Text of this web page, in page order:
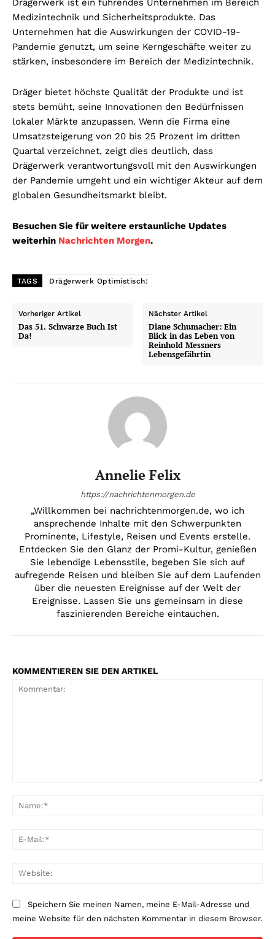
Drägerwerk ist ein führendes Unternehmen im Bereich
Medizintechnik und Sicherheitsprodukte. Das
Unternehmen hat die Auswirkungen der COVID-19-
Pandemie genutzt, um seine Kerngeschäfte weiter zu
stärken, insbesondere im Bereich der Medizintechnik.
Dräger bietet höchste Qualität der Produkte und ist
stets bemüht, seine Innovationen den Bedürfnissen
lokaler Märkte anzupassen. Wenn die Firma eine
Umsatzsteigerung von 20 bis 25 Prozent im dritten
Quartal verzeichnet, zeigt dies deutlich, dass
Drägerwerk verantwortungsvoll mit den Auswirkungen
der Pandemie umgeht und ein wichtiger Akteur auf dem
globalen Gesundheitsmarkt bleibt.
Besuchen Sie für weitere erstaunliche Updates
weiterhin Nachrichten Morgen.
TAGS Drägerwerk Optimistisch:
Vorheriger Artikel
Das 51. Schwarze Buch Ist
Da!
Nächster Artikel
Diane Schumacher: Ein
Blick in das Leben von
Reinhold Messners
Lebensgefährtin
Annelie Felix
https://nachrichtenmorgen.de
„Willkommen bei nachrichtenmorgen.de, wo ich
ansprechende Inhalte mit den Schwerpunkten
Prominente, Lifestyle, Reisen und Events erstelle.
Entdecken Sie den Glanz der Promi-Kultur, genießen
Sie lebendige Lebensstile, begeben Sie sich auf
aufregende Reisen und bleiben Sie auf dem Laufenden
über die neuesten Ereignisse auf der Welt der
Ereignisse. Lassen Sie uns gemeinsam in diese
faszinierenden Bereiche eintauchen.
KOMMENTIEREN SIE DEN ARTIKEL
Speichern Sie meinen Namen, meine E-Mail-Adresse und
meine Website für den nächsten Kommentar in diesem Browser.